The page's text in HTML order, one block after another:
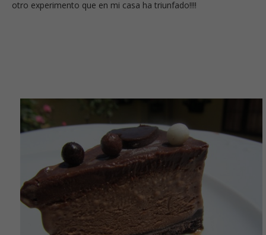
otro experimento que en mi casa ha triunfado!!!!